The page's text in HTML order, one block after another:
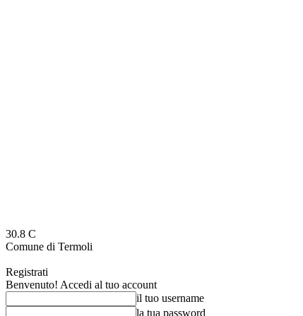
30.8 C
Comune di Termoli
Registrati
Benvenuto! Accedi al tuo account
il tuo username
la tua password